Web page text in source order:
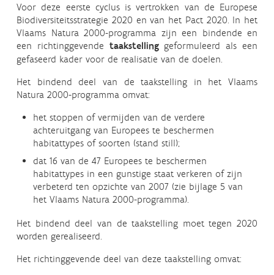
Voor deze eerste cyclus is vertrokken van de Europese
Biodiversiteitsstrategie 2020 en van het Pact 2020. In het
Vlaams Natura 2000-programma zijn een bindende en
een richtinggevende taakstellinggeformuleerd als een
gefaseerd kader voor de realisatie van de doelen.
Het bindend deel van de taakstelling in het Vlaams
Natura 2000-programma omvat:
het stoppen of vermijden van de verdere
achteruitgang van Europees te beschermen
habitattypes of soorten (stand still);
dat 16 van de 47 Europees te beschermen
habitattypes in een gunstige staat verkeren of zijn
verbeterd ten opzichte van 2007 (zie bijlage 5 van
het Vlaams Natura 2000-programma).
Het bindend deel van de taakstelling moet tegen 2020
worden gerealiseerd.
Het richtinggevende deel van deze taakstelling omvat: